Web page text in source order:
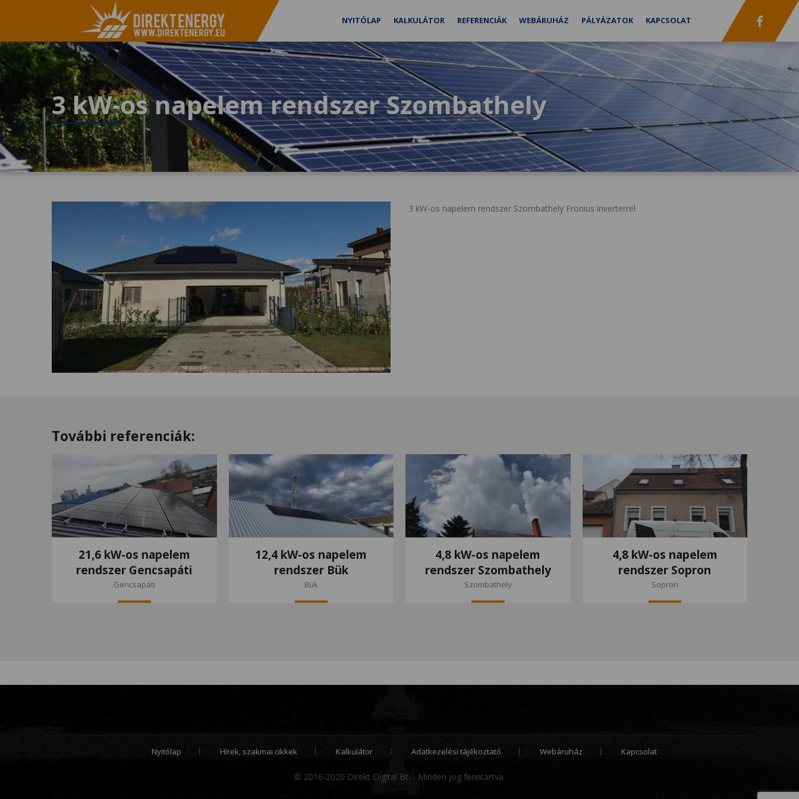
NYITÓLAP KALKULÁTOR REFERENCIÁK WEBÁRUHÁZ PÁLYÁZATOK KAPCSOLAT
3 kW-os napelem rendszer Szombathely
3 kW-os napelem rendszer Szombathely Fronius inverterrel
További referenciák:
21,6 kW-os napelem
rendszer Gencsapáti
Gencsapáti
12,4 kW-os napelem
rendszer Bük
Bük
4,8 kW-os napelem
rendszer Szombathely
Szombathely
4,8 kW-os napelem
rendszer Sopron
Sopron
Nyitólap Hírek, szakmai cikkek Kalkulátor Adatkezelési tájékoztató Webáruház Kapcsolat
© 2016-2020 Direkt Digital Bt. - Minden jog fenntartva.